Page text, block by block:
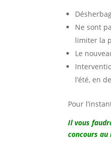
Ne sont
limiter la
Le
l’été, en
Pour
Il vous
concours